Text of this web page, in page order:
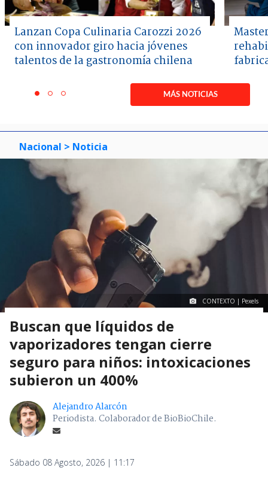
Lanzan Copa Culinaria Carozzi 2026
con innovador giro hacia jóvenes
talentos de la gastronomía chilena
itemitemitem
MÁS NOTICIAS
Nacional > Noticia
CONTEXTO | Pexels
Buscan que líquidos de
vaporizadores tengan cierre
seguro para niños: intoxicaciones
subieron un 400%
Alejandro Alarcón
Periodista. Colaborador de BioBioChile.
Sábado 08 Agosto, 2026 | 11:17